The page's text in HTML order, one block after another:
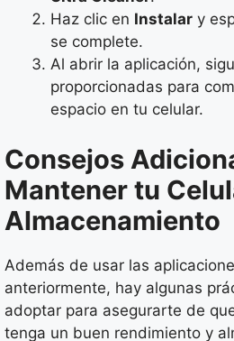
Haz clic en Instalar y
se complete.
Al abrir la aplicación,
proporcionadas para
espacio en tu celular.
Consejos
Mantener tu
Almacenamiento
Además de usar las
anteriormente, hay algunas
adoptar para asegurarte de
tenga un buen rendimiento y